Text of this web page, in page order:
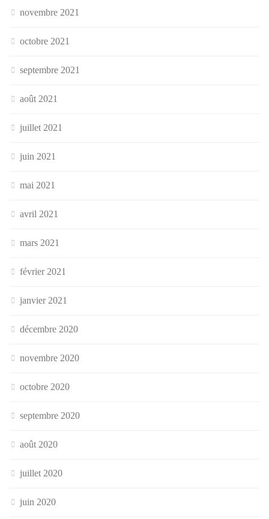
novembre 2021
octobre 2021
septembre 2021
août 2021
juillet 2021
juin 2021
mai 2021
avril 2021
mars 2021
février 2021
janvier 2021
décembre 2020
novembre 2020
octobre 2020
septembre 2020
août 2020
juillet 2020
juin 2020